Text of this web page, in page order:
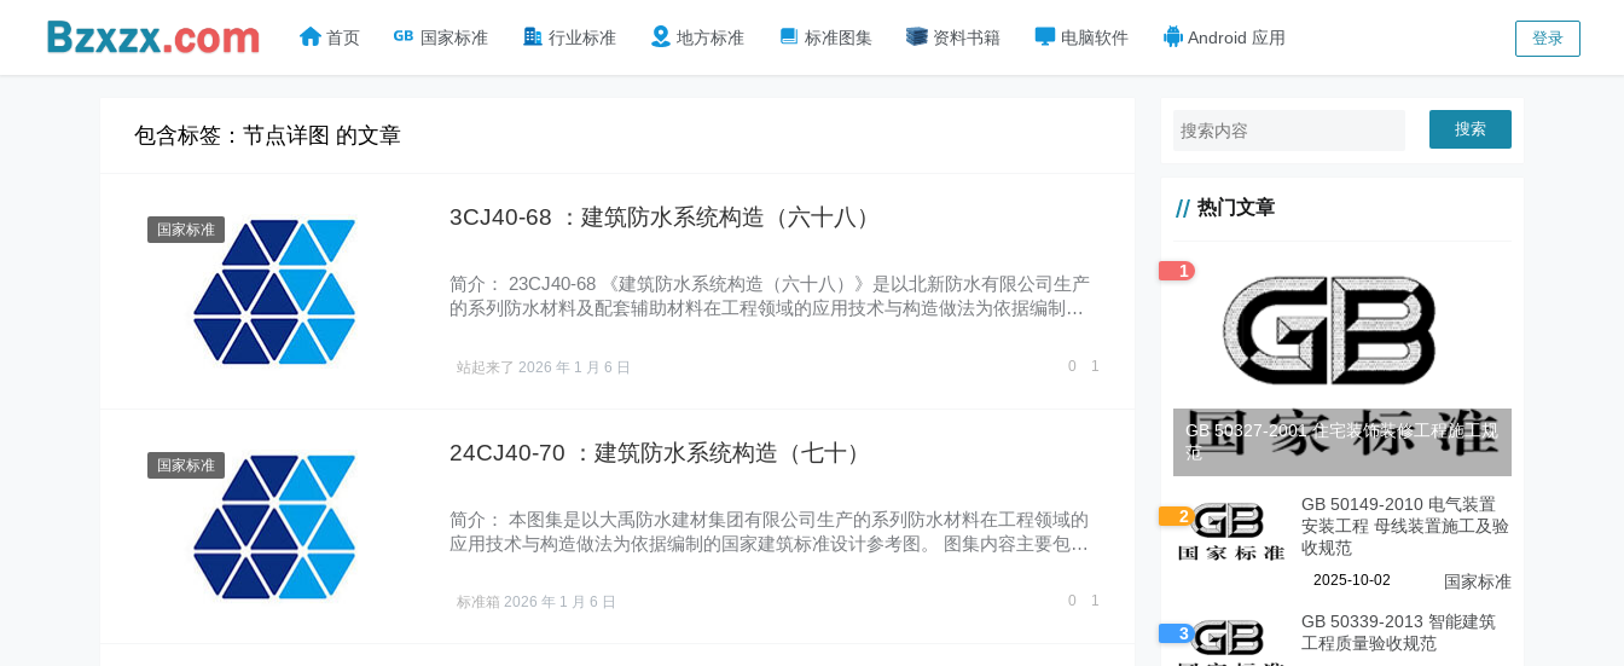
首页 国家标准 行业标准 地方标准 标准图集 资料书籍 电脑软件 Android 应用 登录
包含标签：节点详图 的文章
国家标准 3CJ40-68 ：建筑防水系统构造（六十八）
简介： 23CJ40-68 《建筑防水系统构造（六十八）》是以北新防水有限公司生产
的系列防水材料及配套辅助材料在工程领域的应用技术与构造做法为依据编制的
站起来了 2026 年 1 月 6 日 0 1
国家标准 24CJ40-70 ：建筑防水系统构造（七十）
简介： 本图集是以大禹防水建材集团有限公司生产的系列防水材料在工程领域的
应用技术与构造做法为依据编制的国家建筑标准设计参考图。 图集内容主要包
标准箱 2026 年 1 月 6 日 0 1
搜索
热门文章
1
GB 50327-2001 住宅装饰装修工程施工规
范
2
GB 50149-2010 电气装置
安装工程 母线装置施工及验
收规范
2025-10-02 国家标准
3
GB 50339-2013 智能建筑
工程质量验收规范